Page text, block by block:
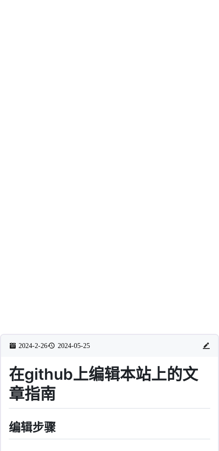
2024-2-26 2024-05-25
在github上编辑本站上的文
章指南
编辑步骤